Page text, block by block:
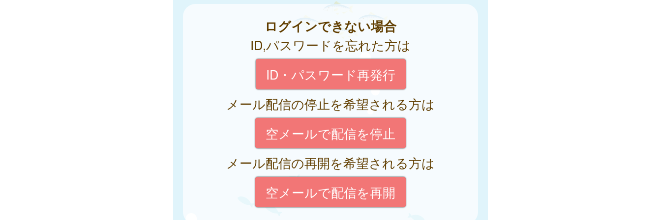
ログインできない場合
ID,パスワードを忘れた方は
ID・パスワード再発行
メール配信の停止を希望される方は
空メールで配信を停止
メール配信の再開を希望される方は
空メールで配信を再開